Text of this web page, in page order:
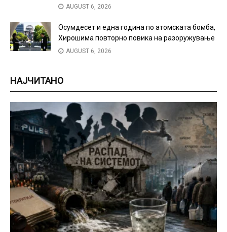
AUGUST 6, 2026
Осумдесет и една година по атомската бомба,
Хирошима повторно повика на разоружување
AUGUST 6, 2026
НАЈЧИТАНО